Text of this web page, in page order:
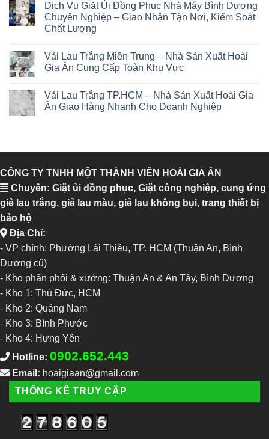
Dịch Vụ Giặt Ủi Đồng Phục Nhà Máy Bình Dương
Chuyên Nghiệp – Giao Nhận Tận Nơi, Kiểm Soát
Chất Lượng
Vải Lau Trắng Miền Trung – Nhà Sản Xuất Hoài
Gia Ân Cung Cấp Toàn Khu Vực
Vải Lau Trắng TP.HCM – Nhà Sản Xuất Hoài Gia
Ân Giao Hàng Nhanh Cho Doanh Nghiệp
CÔNG TY TNHH MỘT THÀNH VIÊN HOÀI GIA ÂN
Chuyên: Giặt ủi đồng phục, Giặt công nghiệp, cung ứng
giẻ lau trắng, giẻ lau màu, giẻ lau không bụi, trang thiết bị
bảo hộ
Địa Chỉ:
- VP chính: Phường Lái Thiêu, TP. HCM (Thuận An, Bình
Dương cũ)
- Kho phân phối & xưởng: Thuận An & An Tây, Bình Dương
- Kho 1: Thủ Đức, HCM
- Kho 2: Quảng Nam
- Kho 3: Bình Phước
- Kho 4: Hưng Yên
Hotline: 0902.652.443
Email: hoaigiaan@gmail.com
THỐNG KÊ TRUY CẬP